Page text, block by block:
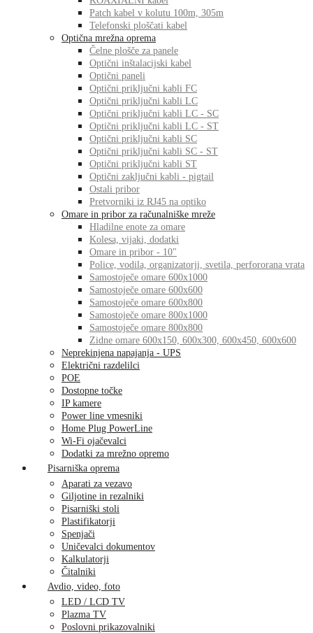
Patch kabel v kolutu 100m, 305m
Telefonski ploščati kabel
Optična mrežna oprema
Čelne plošče za panele
Optični inštalacijski kabel
Optični paneli
Optični priključni kabli FC
Optični priključni kabli LC
Optični priključni kabli LC - SC
Optični priključni kabli LC - ST
Optični priključni kabli SC
Optični priključni kabli SC - ST
Optični priključni kabli ST
Optični zaključni kabli - pigtail
Ostali pribor
Pretvorniki iz RJ45 na optiko
Omare in pribor za računalniške mreže
Hladilne enote za omare
Kolesa, vijaki, dodatki
Omare in pribor - 10"
Police, vodila, organizatorji, svetila, perfororana vrata
Samostoječe omare 600x1000
Samostoječe omare 600x600
Samostoječe omare 600x800
Samostoječe omare 800x1000
Samostoječe omare 800x800
Zidne omare 600x150, 600x300, 600x450, 600x600
Neprekinjena napajanja - UPS
Električni razdelilci
POE
Dostopne točke
IP kamere
Power line vmesniki
Home Plug PowerLine
Wi-Fi ojačevalci
Dodatki za mrežno opremo
Pisarniška oprema
Aparati za vezavo
Giljotine in rezalniki
Pisarniški stoli
Plastifikatorji
Spenjači
Uničevalci dokumentov
Kalkulatorji
Čitalniki
Avdio, video, foto
LED / LCD TV
Plazma TV
Poslovni prikazovalniki